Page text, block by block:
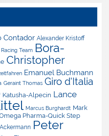
Contador Alexander Kristoff
Team Bora-
Christopher
Emanuel Buchmann
Geraint Thomas Giro d'Italia
Katusha-Alpecin Lance
Marcus Burghardt Mark
Pharma-Quick Step
Peter